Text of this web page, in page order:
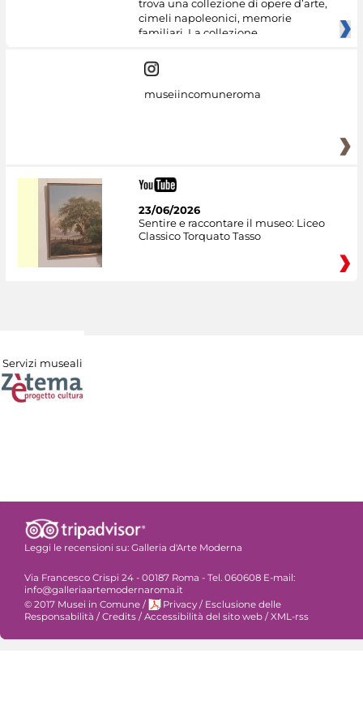
trova una collezione di opere d’arte,
cimeli napoleonici, memorie
familiari. La collezione
museiincomuneroma
23/06/2026
Sentire e raccontare il museo: Liceo
Classico Torquato Tasso
Servizi museali
Leggi le recensioni su: Galleria d'Arte Moderna
Via Francesco Crispi 24 - 00187 Roma - Tel. 060608 E-mail:
info@galleriaartemodernaroma.it
© 2017 Musei in Comune / Privacy / Esclusione delle
Responsabilità / Credits / Accessibilità del sito web / XML-rss